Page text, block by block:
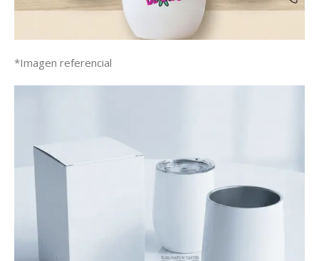
*Imagen referencial